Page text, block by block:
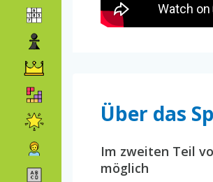
Über das
Im zweiten Teil
möglich